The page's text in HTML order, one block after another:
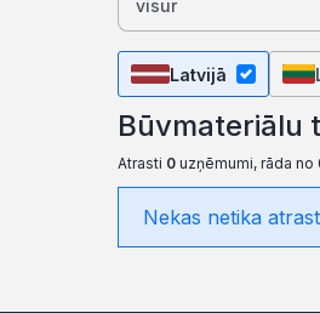
Latvijā
Būvmateriālu
Atrasti 0 uzņēmumi, rāda no
Nekas netika